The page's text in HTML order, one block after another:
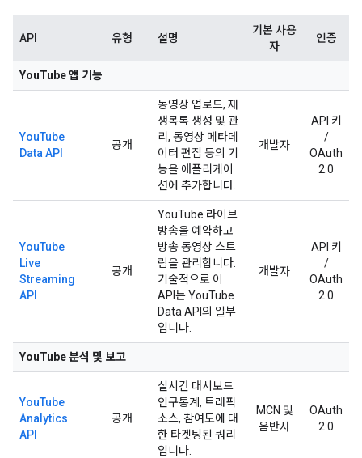
API 유형 설명
기본 사용
자
인증
YouTube 앱 기능
YouTube
Data API
공개
동영상 업로드, 재
생목록 생성 및 관
리, 동영상 메타데
이터 편집 등의 기
능을 애플리케이
션에 추가합니다.
개발자
API 키
/
OAuth
2.0
YouTube
Live
Streaming
API
공개
YouTube 라이브
방송을 예약하고
방송 동영상 스트
림을 관리합니다.
기술적으로 이
API는 YouTube
Data API의 일부
입니다.
개발자
API 키
/
OAuth
2.0
YouTube 분석 및 보고
YouTube
Analytics
API
공개
실시간 대시보드
인구통계, 트래픽
소스, 참여도에 대
한 타겟팅된 쿼리
입니다.
MCN 및
음반사
OAuth
2.0